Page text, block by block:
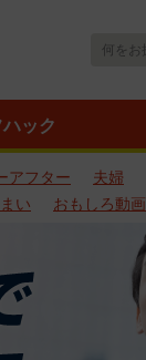
ック
アフター 夫婦
い おもしろ動画